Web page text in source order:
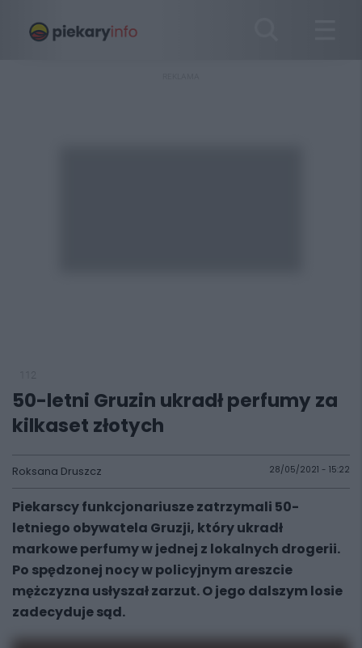
50-letni Gruzin ukradł perfumy za
kilkaset złotych
Roksana Druszcz 28/05/2021 - 15:22
Piekarscy funkcjonariusze zatrzymali 50-
letniego obywatela Gruzji, który ukradł
markowe perfumy w jednej z lokalnych drogerii.
Po spędzonej nocy w policyjnym areszcie
mężczyzna usłyszał zarzut. O jego dalszym losie
zadecyduje sąd.